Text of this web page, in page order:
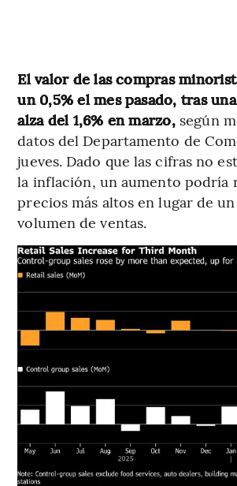
El valor de las compras
un 0,5% el mes pasado, tras
alza del 1,6% en marzo, según
datos del Departamento de
jueves. Dado que las cifras no
la inflación, un aumento podría
precios más altos en lugar de
volumen de ventas.